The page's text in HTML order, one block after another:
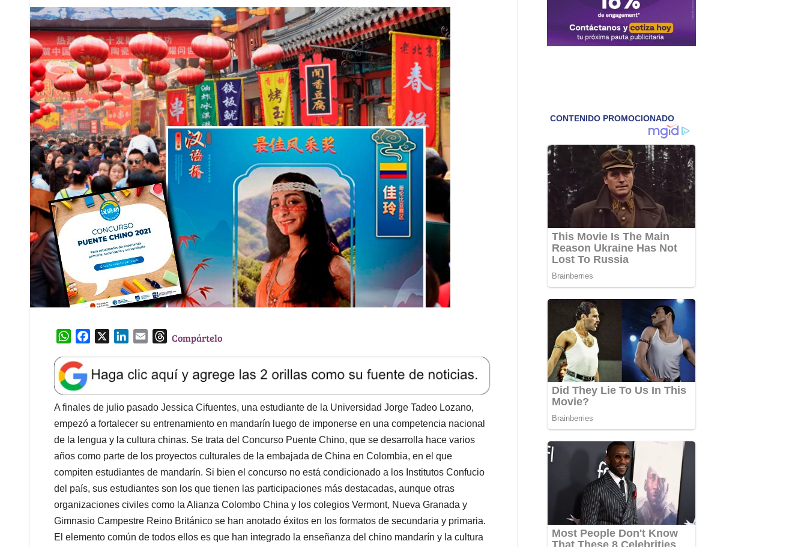
W
a
t
s
A
p
p
e
b
o
o
k
k
e
d
I
n
l
T
e
a
d
s
Compártelo
A finales de julio pasado Jessica Cifuentes, una estudiante de la Universidad Jorge Tadeo Lozano,
empezó a fortalecer su entrenamiento en mandarín luego de imponerse en una competencia nacional
de la lengua y la cultura chinas. Se trata del Concurso Puente Chino, que se desarrolla hace varios
años como parte de los proyectos culturales de la embajada de China en Colombia, en el que
compiten estudiantes de mandarín. Si bien el concurso no está condicionado a los Institutos Confucio
del país, sus estudiantes son los que tienen las participaciones más destacadas, aunque otras
organizaciones civiles como la Alianza Colombo China y los colegios Vermont, Nueva Granada y
Gimnasio Campestre Reino Británico se han anotado éxitos en los formatos de secundaria y primaria.
El elemento común de todos ellos es que han integrado la enseñanza del chino mandarín y la cultura